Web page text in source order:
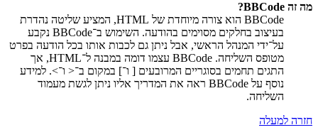
מה זה BBCode?
BBCode הוא צורה מיוחדת של HTML, המציע שליטה נהדרת
בעיצוב בחלקים מסוימים בהודעה. השימוש ב־BBCode נקבע
על־ידי המנהל הראשי, אבל ניתן גם לכבות אותו בכל הודעה בפרט
מטופס השליחה. BBCode עצמו דומה במבנה ל־HTML, אך
התגים תחמים בסוגריים המרובעים [ ו־] במקום ב־< ו־>. למידע
נוסף על BBCode ראה את המדריך אליו ניתן לגשת מעמוד
השליחה.
חזרה למעלה